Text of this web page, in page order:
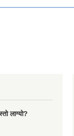
लाग्यो?